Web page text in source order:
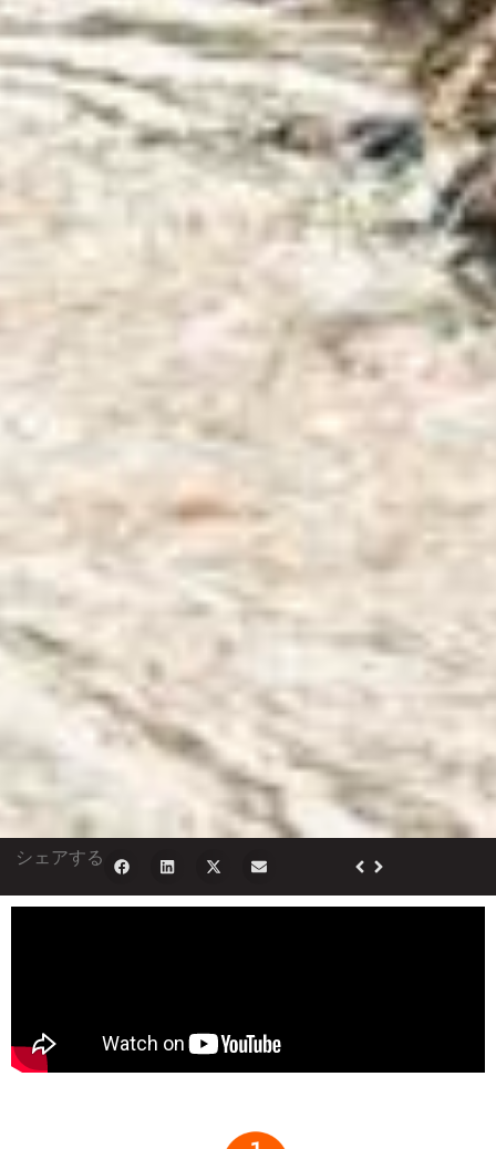
シェアする